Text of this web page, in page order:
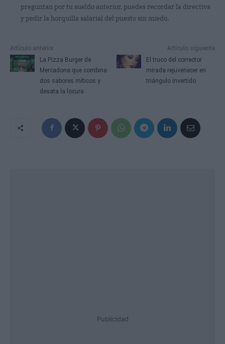
preguntan por tu sueldo anterior, puedes recordar la directiva
y pedir la horquilla salarial del puesto sin miedo.
Artículo anterior
La Pizza Burger de
Mercadona que combina
dos sabores míticos y
desata la locura
Artículo siguiente
El truco del corrector
mirada rejuvenecer en
triángulo invertido
Publicidad